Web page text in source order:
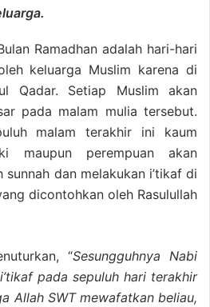
Ramadhan adalah hari-hari
keluarga Muslim karena di
Qadar. Setiap Muslim akan
pada malam mulia tersebut.
malam terakhir ini kaum
maupun perempuan akan
dan melakukan i’tikaf di
dicontohkan oleh Rasulullah
“Sesungguhnya Nabi
pada sepuluh hari terakhir
Allah SWT mewafatkan beliau,